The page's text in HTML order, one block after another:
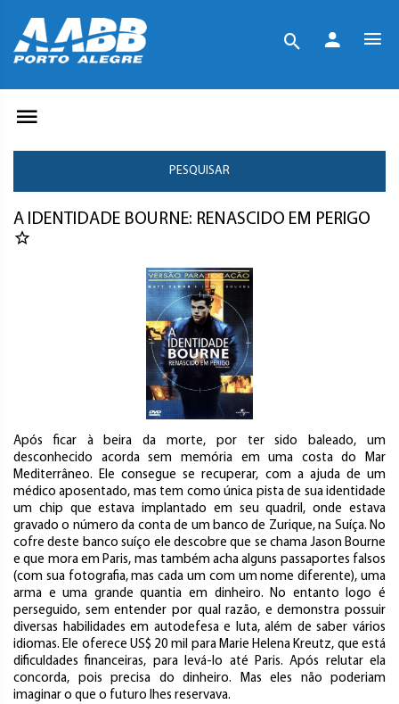
PESQUISAR
A IDENTIDADE BOURNE: RENASCIDO EM PERIGO
Após ficar à beira da morte, por ter sido baleado, um
desconhecido acorda sem memória em uma costa do Mar
Mediterrâneo. Ele consegue se recuperar, com a ajuda de um
médico aposentado, mas tem como única pista de sua identidade
um chip que estava implantado em seu quadril, onde estava
gravado o número da conta de um banco de Zurique, na Suíça. No
cofre deste banco suíço ele descobre que se chama Jason Bourne
e que mora em Paris, mas também acha alguns passaportes falsos
(com sua fotografia, mas cada um com um nome diferente), uma
arma e uma grande quantia em dinheiro. No entanto logo é
perseguido, sem entender por qual razão, e demonstra possuir
diversas habilidades em autodefesa e luta, além de saber vários
idiomas. Ele oferece US$ 20 mil para Marie Helena Kreutz, que está
dificuldades financeiras, para levá-lo até Paris. Após relutar ela
concorda, pois precisa do dinheiro. Mas eles não poderiam
imaginar o que o futuro lhes reservava.